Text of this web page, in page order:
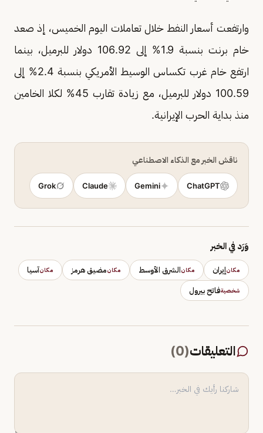
وارتفعت أسعار النفط خلال تعاملات اليوم الخميس، إذ صعد
خام برنت بنسبة 1.9% إلى 106.92 دولار للبرميل، بينما
ارتفع خام غرب تكساس الوسيط الأمريكي بنسبة 2.4% إلى
100.59 دولار للبرميل، مع زيادة تقارب 45% لكلا الخامين
منذ بداية الحرب الإيرانية.
ناقش الخبر مع الذكاء الاصطناعي
ChatGPT
Gemini
Claude
Grok
وَرَد في الخبر
مكانإيران مكانالشرق الأوسط مكانمضيق هرمز مكانآسيا
شخصيةفاتح بيرول
التعليقات(
0
)